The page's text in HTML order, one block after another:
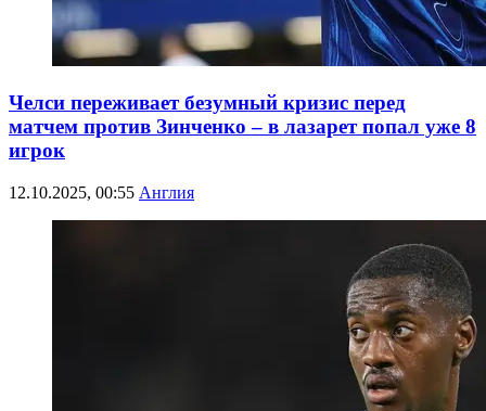
Челси переживает безумный кризис перед
матчем против Зинченко – в лазарет попал уже 8
игрок
12.10.2025, 00:55 Англия